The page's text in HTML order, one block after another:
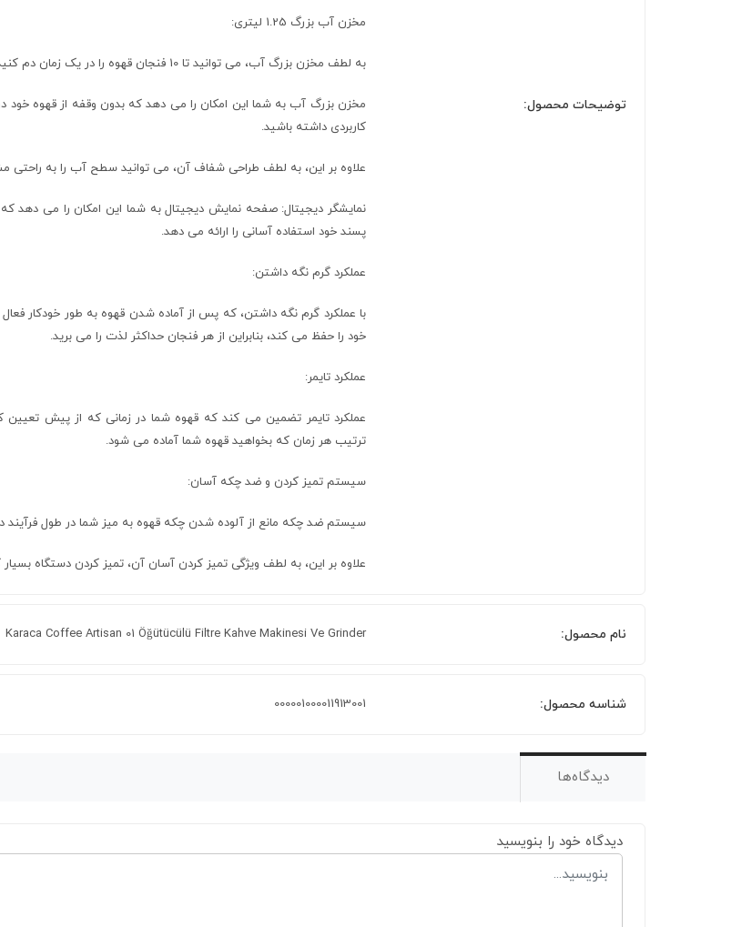
توضیحات محصول:
مخزن آب بزرگ 1.25 لیتری:
به لطف مخزن بزرگ آب، می توانید تا 10 فنجان قهوه را در یک زمان دم کنید.
مخزن بزرگ آب به شما این امکان را می دهد که بدون وقفه از قهوه خود در
کاربردی داشته باشید.
علاوه بر این، به لطف طراحی شفاف آن، می توانید سطح آب را به راحتی
نمایشگر دیجیتال: صفحه نمایش دیجیتال به شما این امکان را می دهد که
پسند خود استفاده آسانی را ارائه می دهد.
عملکرد گرم نگه داشتن:
خود را حفظ می کند، بنابراین از هر فنجان حداکثر لذت را می برید.
عملکرد تایمر:
عملکرد تایمر تضمین می کند که قهوه شما در زمانی که از پیش تعیین
ترتیب هر زمان که بخواهید قهوه شما آماده می شود.
سیستم تمیز کردن و ضد چکه آسان:
سیستم ضد چکه مانع از آلوده شدن چکه قهوه به میز شما در طول
علاوه بر این، به لطف ویژگی تمیز کردن آسان آن، تمیز کردن دستگاه بسیار
نام محصول: Karaca Coffee Artisan 01 Öğütücülü Filtre Kahve Makinesi Ve Grinder
شناسه محصول: 000001000011913001
دیدگاه‌ها
دیدگاه خود را بنویسید